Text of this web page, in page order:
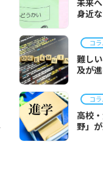
未来
身近
コ
難し
及が
コ
高校
野」